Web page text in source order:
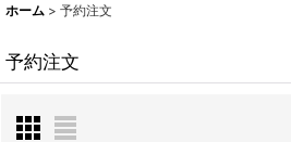
ホーム > 予約注文
予約注文